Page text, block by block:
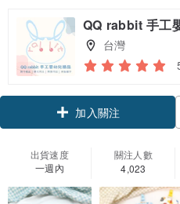
QQ rabbit 手工
台灣
加入關注
出貨速度
一週內
關注人數
4,023